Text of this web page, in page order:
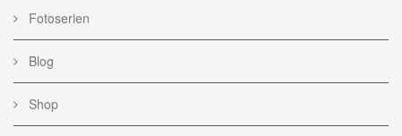
Fotoserien
Blog
Shop